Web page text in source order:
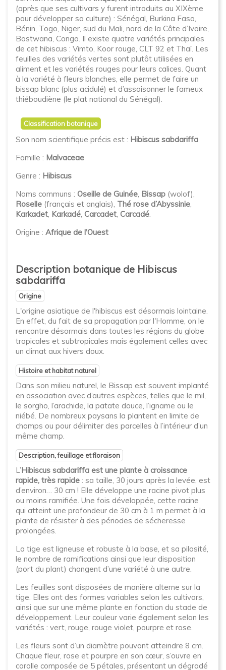
(après que ses cultivars y furent introduits au XIXème
pour développer sa culture) : Sénégal, Burkina Faso,
Bénin, Togo, Niger, sud du Mali, nord de la Côte d’Ivoire,
Bostwana, Congo. Il existe quatre variétés principales
de cet hibiscus : Vimto, Koor rouge, CLT 92 et Thaï. Les
feuilles des variétés vertes sont plutôt utilisées en
aliment et les variétés rouges pour leurs calices. Quant
à la variété à fleurs blanches, elle permet de faire un
bissap blanc (plus acidulé) et d’assaisonner le fameux
thiéboudiène (le plat national du Sénégal).
Classification botanique
Son nom scientifique précis est : Hibiscus sabdariffa
Famille : Malvaceae
Genre : Hibiscus
Noms communs : Oseille de Guinée, Bissap (wolof),
Roselle (français et anglais), Thé rose d’Abyssinie,
Karkadet, Karkadé, Carcadet, Carcadé.
Origine : Afrique de l'Ouest
Description botanique de Hibiscus
sabdariffa
Origine
L'origine asiatique de l'hibiscus est désormais lointaine.
En effet, du fait de sa propagation par l'Homme, on le
rencontre désormais dans toutes les régions du globe
tropicales et subtropicales mais également celles avec
un climat aux hivers doux.
Histoire et habitat naturel
Dans son milieu naturel, le Bissap est souvent implanté
en association avec d’autres espèces, telles que le mil,
le sorgho, l’arachide, la patate douce, l’igname ou le
niébé. De nombreux paysans la plantent en limite de
champs ou pour délimiter des parcelles à l’intérieur d’un
même champ.
Description, feuillage et floraison
L’Hibiscus sabdariffa est une plante à croissance
rapide, très rapide : sa taille, 30 jours après la levée, est
d’environ… 30 cm ! Elle développe une racine pivot plus
ou moins ramifiée. Une fois développée, cette racine
qui atteint une profondeur de 30 cm à 1 m permet à la
plante de résister à des périodes de sécheresse
prolongées.
La tige est ligneuse et robuste à la base, et sa pilosité,
le nombre de ramifications ainsi que leur disposition
(port du plant) changent d’une variété à une autre.
Les feuilles sont disposées de manière alterne sur la
tige. Elles ont des formes variables selon les cultivars,
ainsi que sur une même plante en fonction du stade de
développement. Leur couleur varie également selon les
variétés : vert, rouge, rouge violet, pourpre et rose.
Les fleurs sont d’un diamètre pouvant atteindre 8 cm.
Chaque fleur, rose et pourpre en son cœur, s’ouvre en
corolle composée de 5 pétales, présentant un dégradé